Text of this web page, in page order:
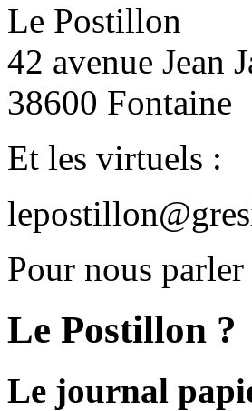
Le Postillon
42 avenue Jean
38600 Fontaine
Et les virtuels :
Pour nous
Le Postillon ?
Le journal